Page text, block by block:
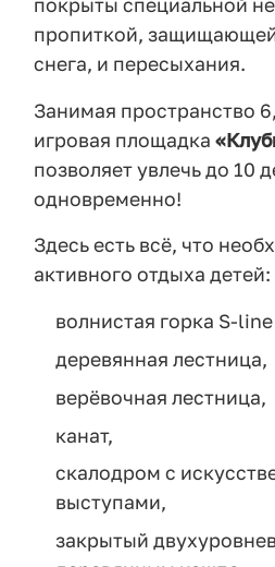
покрыты специальной
пропиткой,
снега, и пересыхания.
Занимая пространство
игровая площадка
позволяет увлечь до 10
одновременно!
Здесь есть всё, что
активного отдыха детей:
волнистая горка S-
деревянная лестница,
верёвочная лестница,
канат,
скалодром с
выступами,
закрытый